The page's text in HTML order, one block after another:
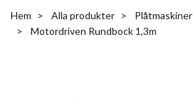
Hem Alla produkter
Plåtmaskiner
Motordriven Rundbock 1,3m